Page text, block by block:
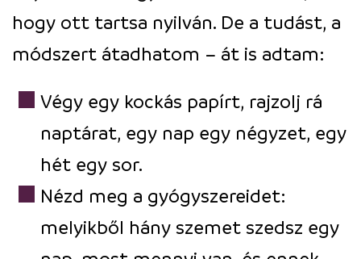
hogy ott tartsa nyilván. De a tudást, a
módszert átadhatom – át is adtam:
Végy egy kockás papírt, rajzolj rá
naptárat, egy nap egy négyzet, egy
hét egy sor.
Nézd meg a gyógyszereidet:
melyikből hány szemet szedsz egy